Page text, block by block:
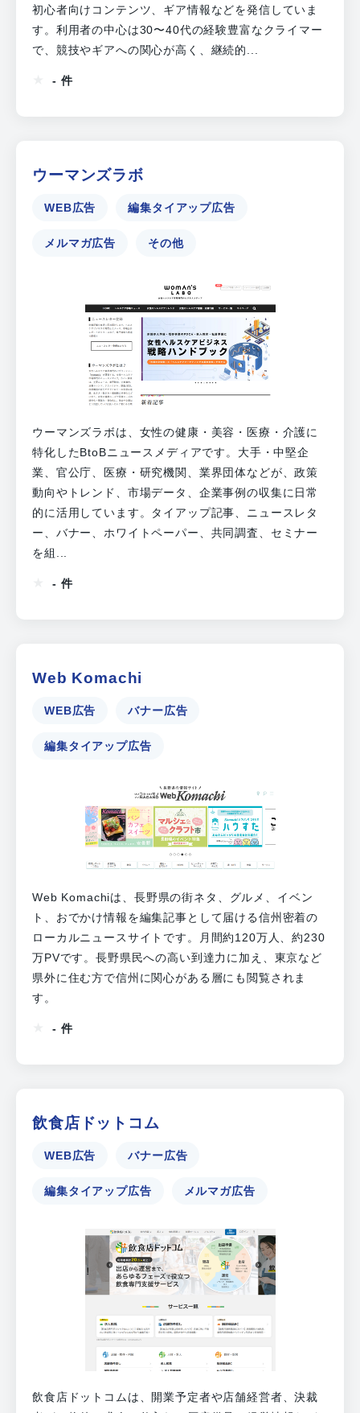
初心者向けコンテンツ、ギア情報などを発信していま
す。利用者の中心は30〜40代の経験豊富なクライマー
で、競技やギアへの関心が高く、継続的...
- 件
ウーマンズラボ
WEB広告 編集タイアップ広告
メルマガ広告 その他
ウーマンズラボは、女性の健康・美容・医療・介護に
特化したBtoBニュースメディアです。大手・中堅企
業、官公庁、医療・研究機関、業界団体などが、政策
動向やトレンド、市場データ、企業事例の収集に日常
的に活用しています。タイアップ記事、ニュースレタ
ー、バナー、ホワイトペーパー、共同調査、セミナー
を組...
- 件
Web Komachi
WEB広告 バナー広告
編集タイアップ広告
Web Komachiは、長野県の街ネタ、グルメ、イベン
ト、おでかけ情報を編集記事として届ける信州密着の
ローカルニュースサイトです。月間約120万人、約230
万PVです。長野県民への高い到達力に加え、東京など
県外に住む方で信州に関心がある層にも閲覧されま
す。
- 件
飲食店ドットコム
WEB広告 バナー広告
編集タイアップ広告 メルマガ広告
飲食店ドットコムは、開業予定者や店舗経営者、決裁